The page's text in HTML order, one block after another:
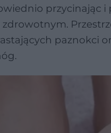
przycinając i
paznokci